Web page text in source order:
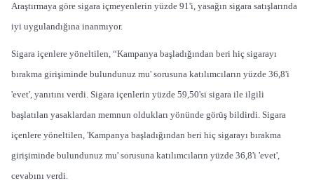
Araştırmaya göre sigara içmeyenlerin yüzde 91'i, yasağın sigara satışlarında
iyi uygulandığına inanmıyor.
Sigara içenlere yöneltilen, “Kampanya başladığından beri hiç sigarayı
bırakma girişiminde bulundunuz mu' sorusuna katılımcıların yüzde 36,8'i
'evet', yanıtını verdi. Sigara içenlerin yüzde 59,50'si sigara ile ilgili
başlatılan yasaklardan memnun oldukları yönünde görüş bildirdi. Sigara
içenlere yöneltilen, 'Kampanya başladığından beri hiç sigarayı bırakma
girişiminde bulundunuz mu' sorusuna katılımcıların yüzde 36,8'i 'evet',
cevabını verdi.